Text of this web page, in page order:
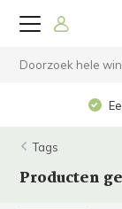
Tags
Producten